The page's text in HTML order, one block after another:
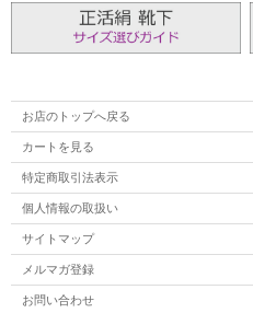
お店のトップへ戻る
カートを見る
特定商取引法表示
個人情報の取扱い
サイトマップ
メルマガ登録
お問い合わせ